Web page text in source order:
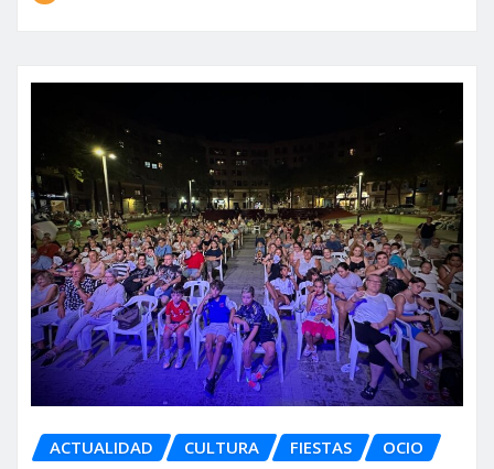
ACTUALIDAD CULTURA FIESTAS OCIO